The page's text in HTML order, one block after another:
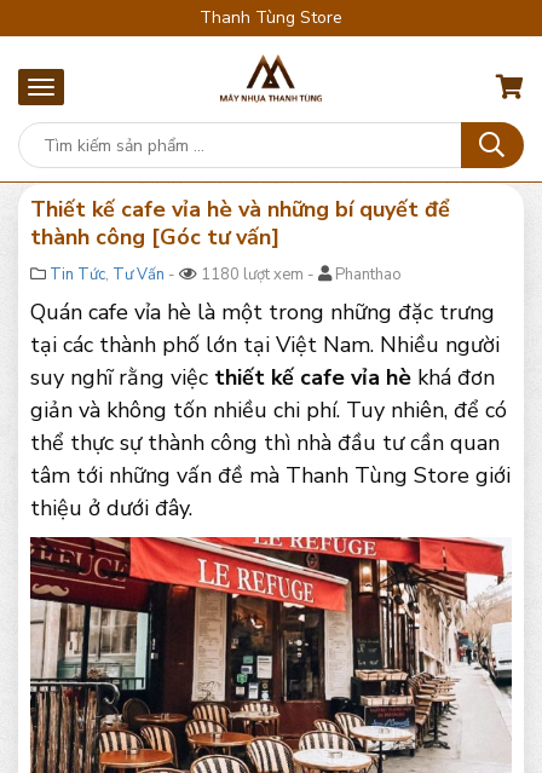
Thanh Tùng Store
Thiết kế cafe vỉa hè và những bí quyết để
thành công [Góc tư vấn]
Tin Tức, Tư Vấn - 1180 lượt xem - Phanthao
Quán cafe vỉa hè là một trong những đặc trưng
tại các thành phố lớn tại Việt Nam. Nhiều người
suy nghĩ rằng việc thiết kế cafe vỉa hè khá đơn
giản và không tốn nhiều chi phí. Tuy nhiên, để có
thể thực sự thành công thì nhà đầu tư cần quan
tâm tới những vấn đề mà Thanh Tùng Store giới
thiệu ở dưới đây.